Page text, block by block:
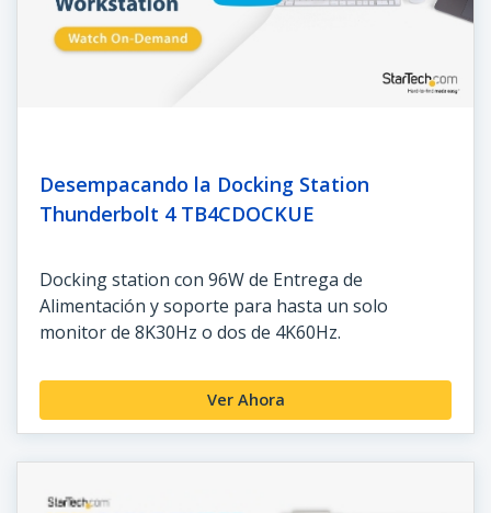
Desempacando la Docking Station
Thunderbolt 4 TB4CDOCKUE
Docking station con 96W de Entrega de
Alimentación y soporte para hasta un solo
monitor de 8K30Hz o dos de 4K60Hz.
Ver Ahora